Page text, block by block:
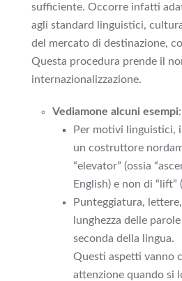
sufficiente. Occorre infatti
agli standard linguistici,
del mercato di destinazione,
Questa procedura prende il
internazionalizzazione.
Vediamone alcuni esempi:
Per motivi linguistici,
un costruttore
“elevator” (ossia
English) e non di “lift”
Punteggiatura,
lunghezza delle
seconda della lingua.
Questi aspetti vanno
attenzione quando si